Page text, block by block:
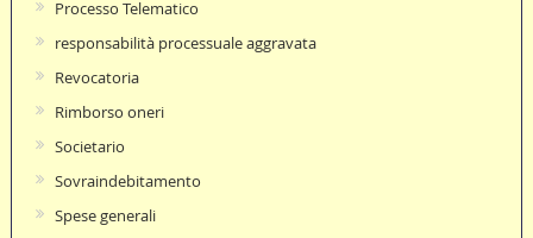
Processo Telematico
responsabilità processuale aggravata
Revocatoria
Rimborso oneri
Societario
Sovraindebitamento
Spese generali